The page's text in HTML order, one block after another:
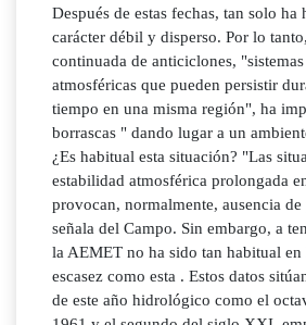
Después de estas fechas, tan solo
carácter débil y disperso. Por lo
continuada de anticiclones,
atmosféricas que pueden persistir
tiempo en una misma región", ha
borrascas " dando lugar a un
¿Es habitual esta situación? "Las
estabilidad atmosférica prolongada
provocan, normalmente, ausencia
señala del Campo. Sin embargo, a
la AEMET no ha sido tan habitual
escasez como esta . Estos datos
de este año hidrológico como el